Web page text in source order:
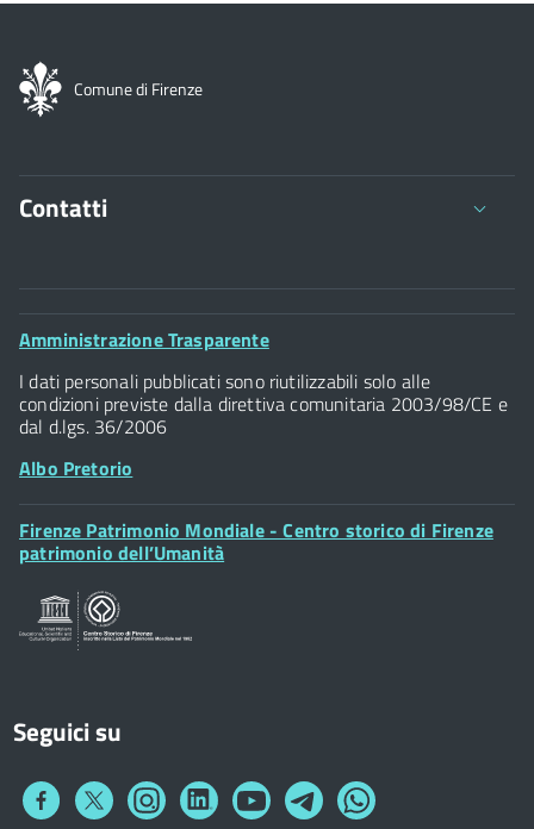
Comune di Firenze
Contatti
Comune di Firenze
Palazzo Vecchio
Piazza della Signoria - 50122, Firenze
P.IVA 01307110484
Posta Elettronica Certificata
Footer
Amministrazione Trasparente
I dati personali pubblicati sono riutilizzabili solo alle
condizioni previste dalla direttiva comunitaria 2003/98/CE e
dal d.lgs. 36/2006
Albo Pretorio
Footer
Widget
Firenze Patrimonio Mondiale - Centro storico di Firenze
patrimonio dell’Umanità
Seguici su
Collegamento
Collegamento
a
Collegamento
a
Collegamento
a
Collegamento
a
Collegamento
a
Collegamento
a